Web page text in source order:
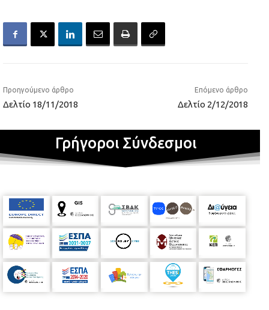
Προηγούμενο άρθρο
Δελτίο 18/11/2018
Επόμενο άρθρο
Δελτίο 2/12/2018
Γρήγοροι Σύνδεσμοι